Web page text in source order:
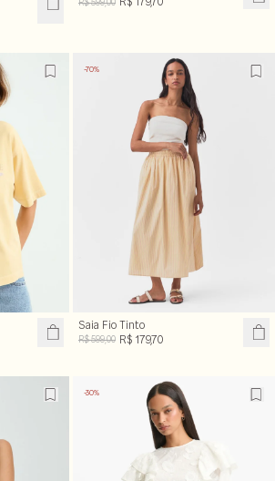
-70%
Saia Fio Tinto
R$ 599,00 R$ 179,70
-30%